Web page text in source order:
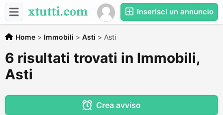
Inserisci un annuncio
Home > Immobili > Asti > Asti
6 risultati trovati in Immobili,
Asti
Crea avviso